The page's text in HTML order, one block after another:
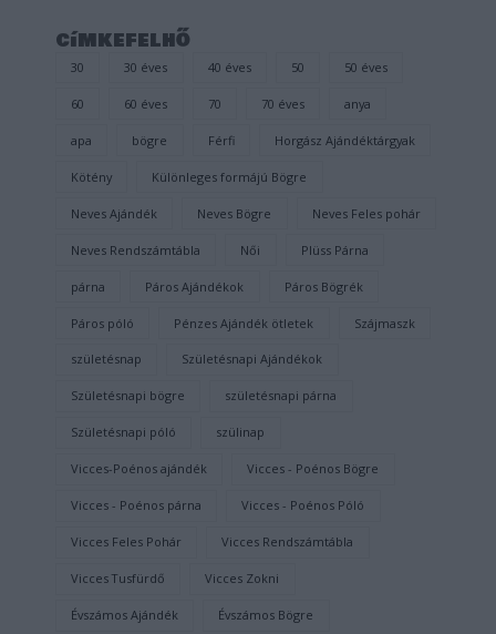
címkefelhő
30 30 éves 40 éves 50 50 éves
60 60 éves 70 70 éves anya
apa bögre Férfi Horgász Ajándéktárgyak
Kötény Különleges formájú Bögre
Neves Ajándék Neves Bögre Neves Feles pohár
Neves Rendszámtábla Női Plüss Párna
párna Páros Ajándékok Páros Bögrék
Páros póló Pénzes Ajándék ötletek Szájmaszk
születésnap Születésnapi Ajándékok
Születésnapi bögre születésnapi párna
Születésnapi póló szülinap
Vicces-Poénos ajándék Vicces - Poénos Bögre
Vicces - Poénos párna Vicces - Poénos Póló
Vicces Feles Pohár Vicces Rendszámtábla
Vicces Tusfürdő Vicces Zokni
Évszámos Ajándék Évszámos Bögre